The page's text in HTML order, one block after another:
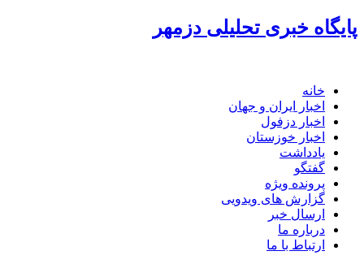
خبری تحلیلی دزمهر
خانه
اخبار ایران و جهان
اخبار دزفول
اخبار خوزستان
یادداشت
گفتگو
پرونده ویژه
گزارش های ویدویی
ارسال خبر
درباره ما
ارتباط با ما